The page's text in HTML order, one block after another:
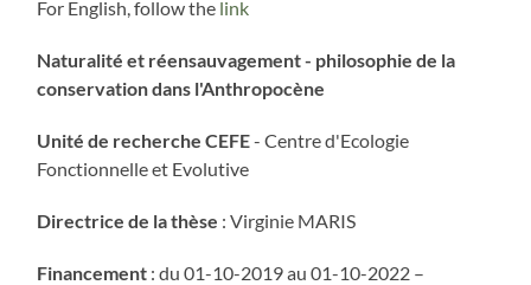
For English, follow the link
Naturalité et réensauvagement - philosophie de la
conservation dans l'Anthropocène
Unité de recherche CEFE- Centre d'Ecologie
Fonctionnelle et Evolutive
Directrice de la thèse : Virginie MARIS
Financement : du 01-10-2019 au 01-10-2022 –